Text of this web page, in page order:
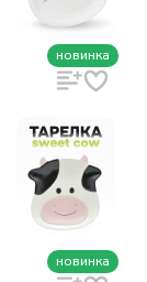
новинка
новинка